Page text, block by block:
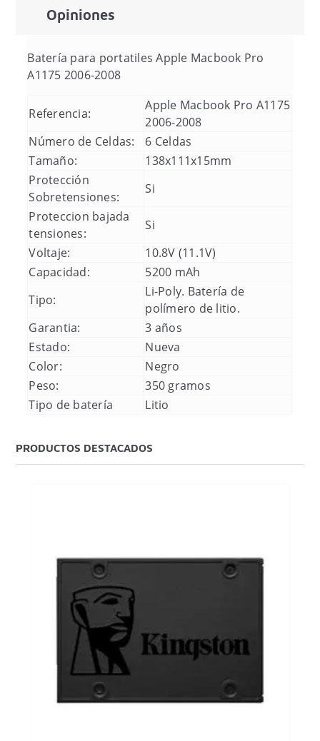
Opiniones
Batería para portatiles Apple Macbook Pro
A1175 2006-2008
Referencia:
Apple Macbook Pro A1175
2006-2008
Número de Celdas:
6 Celdas
Tamaño:
138x111x15mm
Protección
Sobretensiones:
Si
Proteccion bajada
tensiones:
Si
Voltaje:
10.8V (11.1V)
Capacidad:
5200 mAh
Tipo:
Li-Poly. Batería de
polímero de litio.
Garantia:
3 años
Estado:
Nueva
Color:
Negro
Peso:
350 gramos
Tipo de batería
Litio
PRODUCTOS DESTACADOS